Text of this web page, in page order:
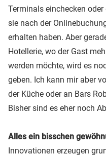
Terminals einchecken
sie nach der
erhalten haben. Aber
Hotellerie, wo der Gast
werden möchte, wird es
geben. Ich kann mir aber
der Küche oder an Bars
Bisher sind es eher noch
Alles ein bisschen
Innovationen erzeugen